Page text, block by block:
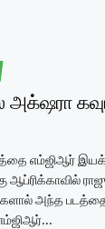
எம்ஜிஆர்
ஆப்ரிக்காவில்
அந்த